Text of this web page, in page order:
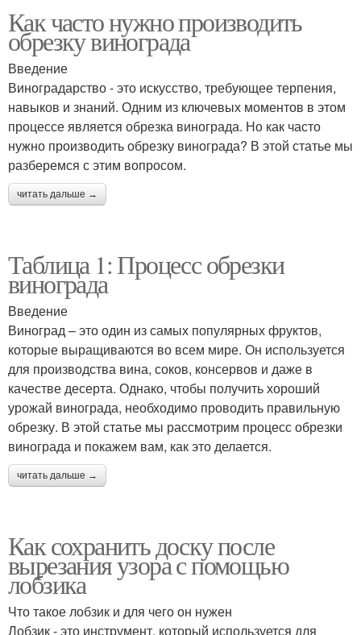
Как часто нужно производить
обрезку винограда
Введение
Виноградарство - это искусство, требующее терпения,
навыков и знаний. Одним из ключевых моментов в этом
процессе является обрезка винограда. Но как часто
нужно производить обрезку винограда? В этой статье мы
разберемся с этим вопросом.
читать дальше →
Таблица 1: Процесс обрезки
винограда
Введение
Виноград – это один из самых популярных фруктов,
которые выращиваются во всем мире. Он используется
для производства вина, соков, консервов и даже в
качестве десерта. Однако, чтобы получить хороший
урожай винограда, необходимо проводить правильную
обрезку. В этой статье мы рассмотрим процесс обрезки
винограда и покажем вам, как это делается.
читать дальше →
Как сохранить доску после
вырезания узора с помощью
лобзика
Что такое лобзик и для чего он нужен
Лобзик - это инструмент, который используется для